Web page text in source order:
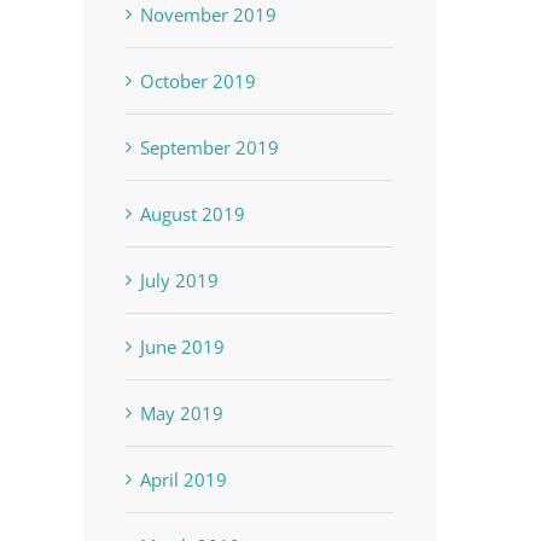
November 2019
October 2019
September 2019
August 2019
July 2019
June 2019
May 2019
April 2019